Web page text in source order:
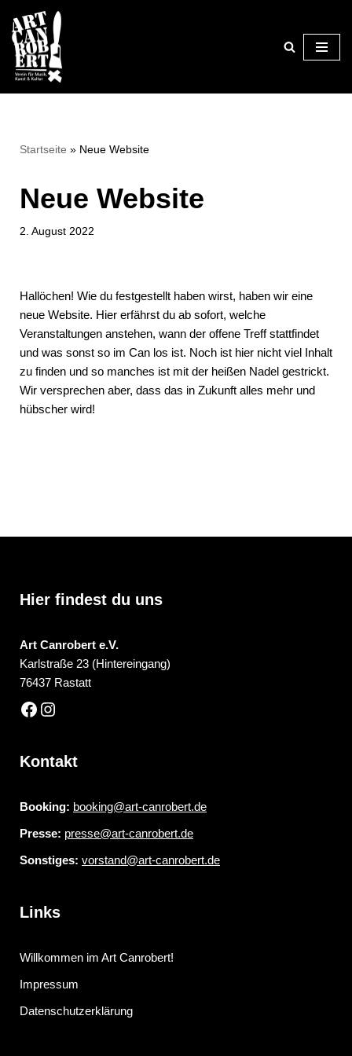
Zum
Inhalt
springen
Startseite » Neue Website
Neue Website
2. August 2022
Hallöchen! Wie du festgestellt haben wirst, haben wir eine
neue Website. Hier erfährst du ab sofort, welche
Veranstaltungen anstehen, wann der offene Treff stattfindet
und was sonst so im Can los ist. Noch ist hier nicht viel Inhalt
zu finden und so manches ist mit der heißen Nadel gestrickt.
Wir versprechen aber, dass das in Zukunft alles mehr und
hübscher wird!
Hier findest du uns
Art Canrobert e.V.
Karlstraße 23 (Hintereingang)
76437 Rastatt
Kontakt
Booking: booking@art-canrobert.de
Presse: presse@art-canrobert.de
Sonstiges: vorstand@art-canrobert.de
Links
Willkommen im Art Canrobert!
Impressum
Datenschutzerklärung